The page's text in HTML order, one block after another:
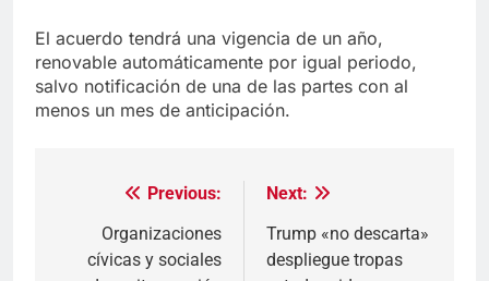
El acuerdo tendrá una vigencia de un año,
renovable automáticamente por igual periodo,
salvo notificación de una de las partes con al
menos un mes de anticipación.
Navegación
Previous:
Organizaciones
cívicas y sociales
Next:
Trump «no descarta»
despliegue tropas